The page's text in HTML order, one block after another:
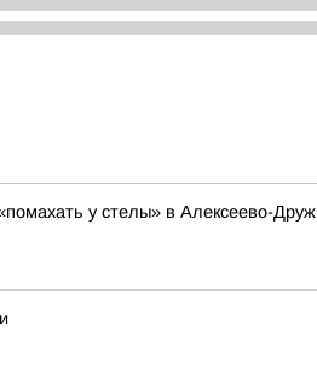
у стелы» в Алексеево-